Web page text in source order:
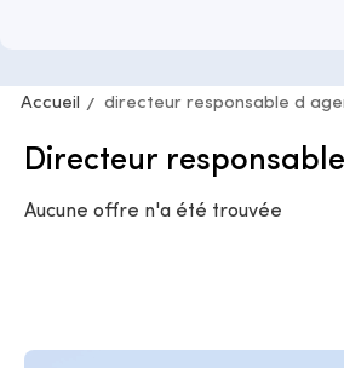
Accueil directeur responsable d
Directeur
Aucune offre n'a été trouvée